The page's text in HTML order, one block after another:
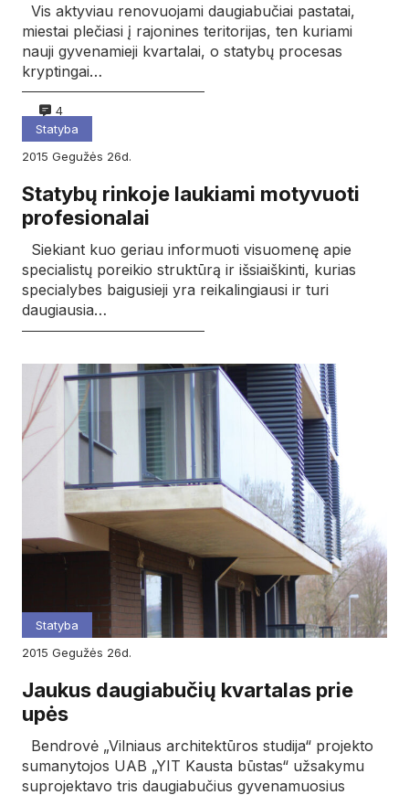
Vis aktyviau renovuojami daugiabučiai pastatai,
miestai plečiasi į rajonines teritorijas, ten kuriami
nauji gyvenamieji kvartalai, o statybų procesas
kryptingai…
4
Statyba
2015
gegužės 26d.
Statybų rinkoje laukiami motyvuoti
profesionalai
Siekiant kuo geriau informuoti visuomenę apie
specialistų poreikio struktūrą ir išsiaiškinti, kurias
specialybes baigusieji yra reikalingiausi ir turi
daugiausia…
Statyba
2015
gegužės 26d.
Jaukus daugiabučių kvartalas prie
upės
Bendrovė „Vilniaus architektūros studija“ projekto
sumanytojos UAB „YIT Kausta būstas“ užsakymu
suprojektavo tris daugiabučius gyvenamuosius